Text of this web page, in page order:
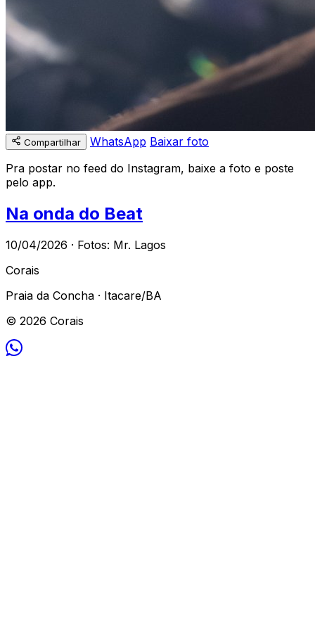
Compartilhar WhatsApp Baixar foto
Pra postar no feed do Instagram, baixe a foto e poste
pelo app.
Na onda do Beat
10/04/2026 · Fotos: Mr. Lagos
Corais
Praia da Concha · Itacare/BA
© 2026 Corais